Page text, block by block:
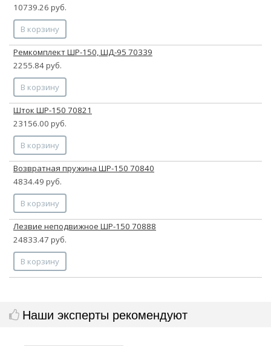
10739.26 руб.
В корзину
Ремкомплект ШР-150, ШД-95 70339
2255.84 руб.
В корзину
Шток ШР-150 70821
23156.00 руб.
В корзину
Возвратная пружина ШР-150 70840
4834.49 руб.
В корзину
Лезвие неподвижное ШР-150 70888
24833.47 руб.
В корзину
Наши эксперты рекомендуют